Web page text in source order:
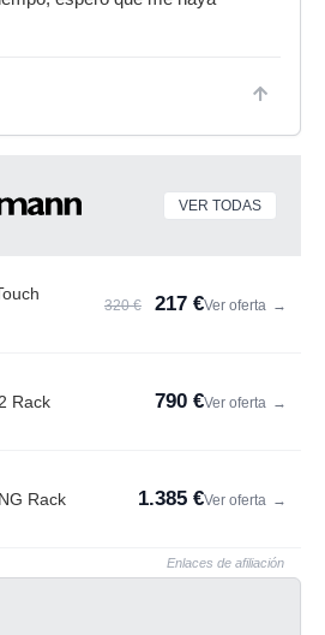
VER TODAS
320 € 217 €Ver oferta →
Rack 790 €Ver oferta →
Rack 1.385 €Ver oferta →
Enlaces de afiliación